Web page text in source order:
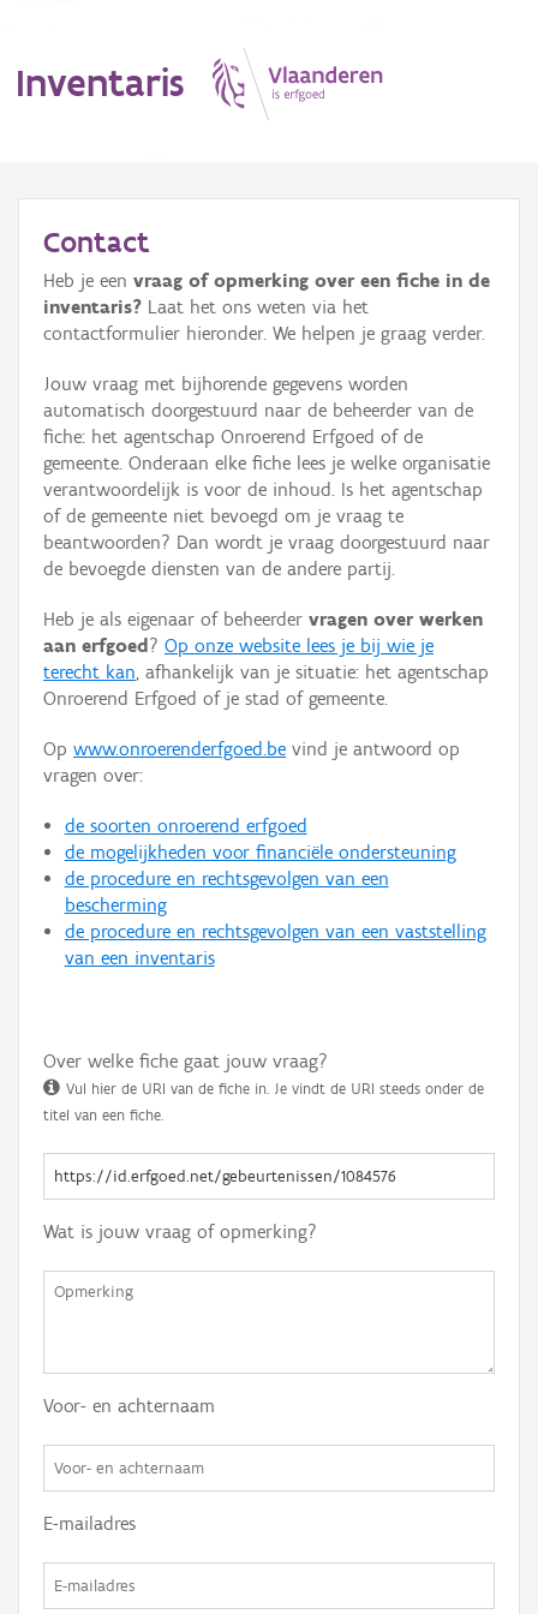
Inventaris
Erfgoedobject
Aanduidingsobject
Waarneming
Thema
Gebeurtenis
Persoon of collectief
Hergebruik
Aanmelden
Contact
Heb je een vraag of opmerking over een fiche in de
inventaris? Laat het ons weten via het
contactformulier hieronder. We helpen je graag verder.
Jouw vraag met bijhorende gegevens worden
automatisch doorgestuurd naar de beheerder van de
fiche: het agentschap Onroerend Erfgoed of de
gemeente. Onderaan elke fiche lees je welke organisatie
verantwoordelijk is voor de inhoud. Is het agentschap
of de gemeente niet bevoegd om je vraag te
beantwoorden? Dan wordt je vraag doorgestuurd naar
de bevoegde diensten van de andere partij.
Heb je als eigenaar of beheerder vragen over werken
aan erfgoed ? Op onze website lees je bij wie je
terecht kan, afhankelijk van je situatie: het agentschap
Onroerend Erfgoed of je stad of gemeente.
Op www.onroerenderfgoed.be vind je antwoord op
vragen over:
de soorten onroerend erfgoed
de mogelijkheden voor financiële ondersteuning
de procedure en rechtsgevolgen van een
bescherming
de procedure en rechtsgevolgen van een vaststelling
van een inventaris
Over welke fiche gaat jouw vraag?
Vul hier de URI van de fiche in. Je vindt de URI steeds onder de
titel van een fiche.
Wat is jouw vraag of opmerking?
Voor- en achternaam
E-mailadres